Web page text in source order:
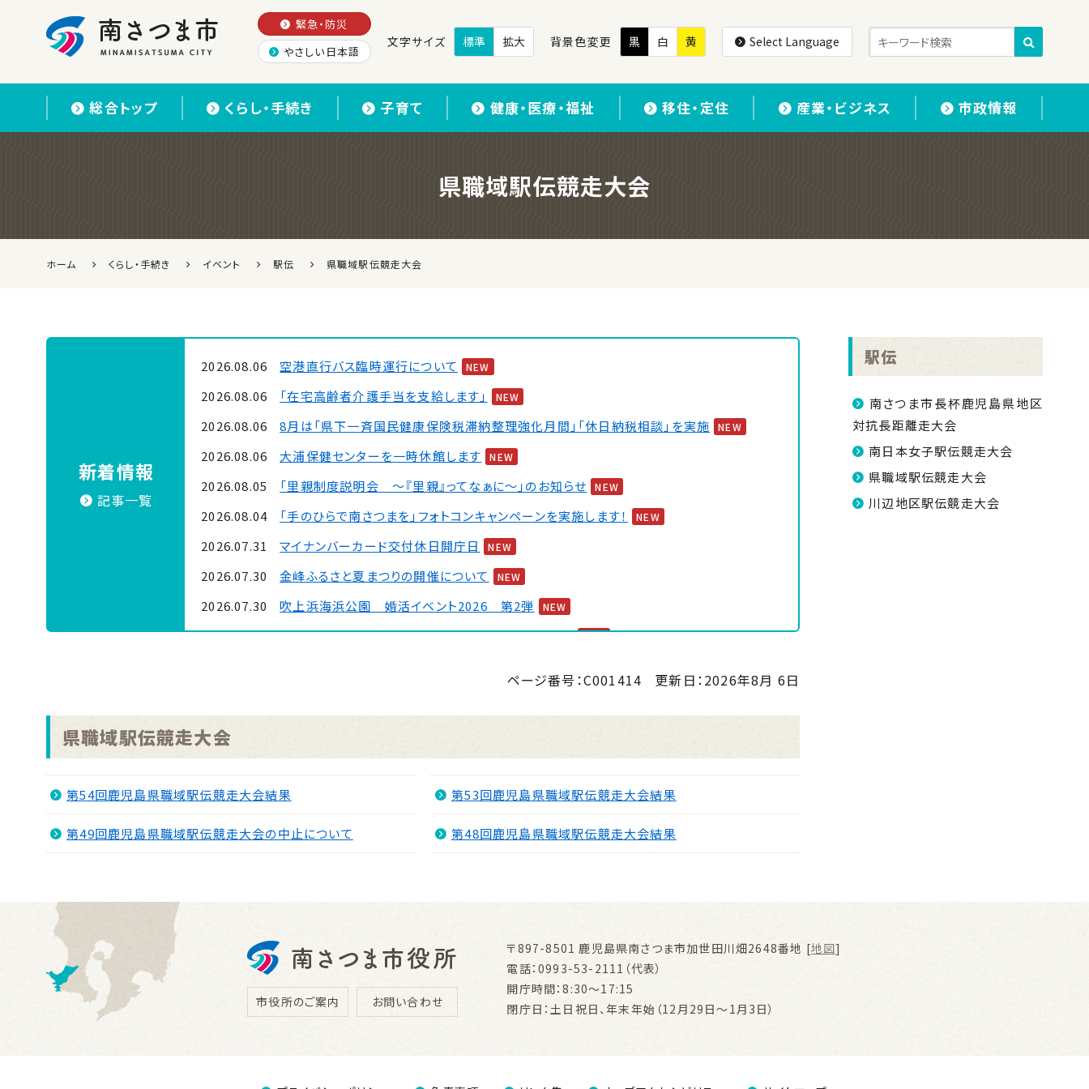
緊急・防災
やさしい日本語
文字サイズ 標準 拡大 背景色変更 黒 白 黄 Select Language
総合トップ くらし・手続き 子育て 健康・医療・福祉 移住・定住 産業・ビジネス 市政情報
県職域駅伝競走大会
ホーム くらし・手続き イベント 駅伝 県職域駅伝競走大会
新着情報
記事一覧
2026.08.06 空港直行バス臨時運行について NEW
2026.08.06 「在宅高齢者介護手当を支給します」 NEW
2026.08.06 8月は「県下一斉国民健康保険税滞納整理強化月間」「休日納税相談」を実施 NEW
2026.08.06 大浦保健センターを一時休館します NEW
2026.08.05 「里親制度説明会 ～『里親』ってなぁに～」のお知らせ NEW
2026.08.04 「手のひらで南さつまを」フォトコンキャンペーンを実施します！ NEW
2026.07.31 マイナンバーカード交付休日開庁日 NEW
2026.07.30 金峰ふるさと夏まつりの開催について NEW
2026.07.30 吹上浜海浜公園 婚活イベント2026 第2弾 NEW
2026.07.29 「令和8年熊本地震」被災者に対する義援金を募集中 NEW
ページ番号：C001414 更新日：2026年8月 6日
県職域駅伝競走大会
第54回鹿児島県職域駅伝競走大会結果 第53回鹿児島県職域駅伝競走大会結果
第49回鹿児島県職域駅伝競走大会の中止について 第48回鹿児島県職域駅伝競走大会結果
駅伝
南さつま市長杯鹿児島県地区
対抗長距離走大会
南日本女子駅伝競走大会
県職域駅伝競走大会
川辺地区駅伝競走大会
市役所のご案内 お問い合わせ
〒897-8501鹿児島県南さつま市加世田川畑2648番地 [地図]
電話：0993-53-2111（代表）
開庁時間：8:30～17:15
閉庁日：土日祝日、年末年始（12月29日～1月3日）